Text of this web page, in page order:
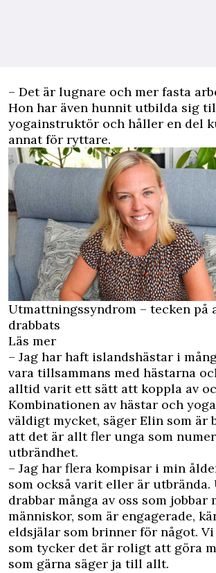
– Det är lugnare och mer fasta
Hon har även hunnit utbilda sig
yogainstruktör och håller en del
annat för ryttare.
Utmattningssyndrom – tecken på
drabbats
Läs mer
– Jag har haft islandshästar i
vara tillsammans med hästarna
alltid varit ett sätt att koppla av
Kombinationen av hästar och
väldigt mycket, säger Elin som är
att det är allt fler unga som
utbrändhet.
– Jag har flera kompisar i min
som också varit eller är utbrända.
drabbar många av oss som jobbar
människor, som är engagerade,
eldsjälar som brinner för något.
som tycker det är roligt att göra
som gärna säger ja till allt.